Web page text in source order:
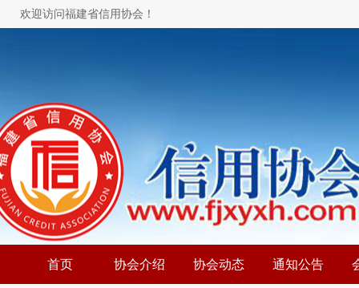
欢迎访问福建省信用协会！
首页 协会介绍 协会动态 通知公告